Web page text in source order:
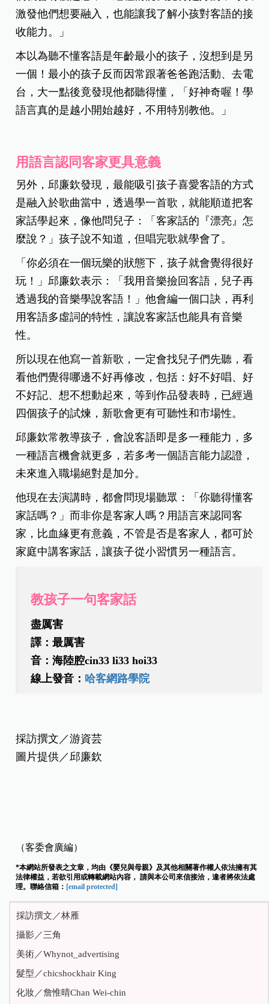
激發他們想要融入，也能讓我了解小孩對客語的接
收能力。」
本以為聽不懂客語是年齡最小的孩子，沒想到是另
一個！最小的孩子反而因常跟著爸爸跑活動、去電
台，大一點後竟發現他都聽得懂，「好神奇喔！學
語言真的是越小開始越好，不用特別教他。」
用語言認同客家更具意義
另外，邱廉欽發現，最能吸引孩子喜愛客語的方式
是融入於歌曲當中，透過學一首歌，就能順道把客
家話學起來，像他問兒子：「客家話的『漂亮』怎
麼說？」孩子說不知道，但唱完歌就學會了。
「你必須在一個玩樂的狀態下，孩子就會覺得很好
玩！」邱廉欽表示：「我用音樂撿回客語，兒子再
透過我的音樂學說客語！」他會編一個口訣，再利
用客語多虛詞的特性，讓說客家話也能具有音樂
性。
所以現在他寫一首新歌，一定會找兒子們先聽，看
看他們覺得哪邊不好再修改，包括：好不好唱、好
不好記、想不想動起來，等到作品發表時，已經過
四個孩子的試煉，新歌會更有可聽性和市場性。
邱廉欽常教導孩子，會說客語即是多一種能力，多
一種語言機會就更多，若多考一個語言能力認證，
未來進入職場絕對是加分。
他現在去演講時，都會問現場聽眾：「你聽得懂客
家話嗎？」而非你是客家人嗎？用語言來認同客
家，比血緣更有意義，不管是否是客家人，都可於
家庭中講客家話，讓孩子從小習慣另一種語言。
教孩子一句客家話
盡厲害
譯：最厲害
音：海陸腔cin33 li33 hoi33
線上發音： 哈客網路學院
採訪撰文／游資芸
圖片提供／邱廉欽
（客委會廣編）
*本網站所發表之文章，均由《嬰兒與母親》及其他相關著作權人依法擁有其
法律權益，若欲引用或轉載網站內容， 請與本公司來信接洽，違者將依法處
理。聯絡信箱： [email protected]
採訪撰文／林雁
攝影／三角
美術／Whynot_advertising
髮型／chicshockhair King
化妝／詹惟晴Chan Wei-chin